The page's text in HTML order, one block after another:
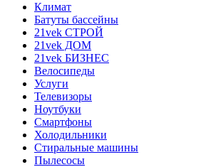
Климат
Батуты бассейны
21vek СТРОЙ
21vek ДОМ
21vek БИЗНЕС
Велосипеды
Услуги
Телевизоры
Ноутбуки
Смартфоны
Холодильники
Стиральные машины
Пылесосы